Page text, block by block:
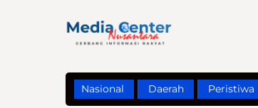
Nasional Daerah Peristiwa